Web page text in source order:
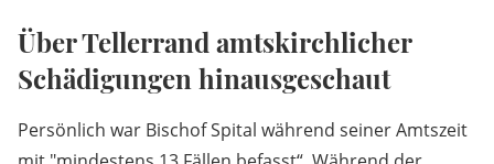
Über Tellerrand amtskirchlicher
Schädigungen hinausgeschaut
Persönlich war Bischof Spital während seiner Amtszeit